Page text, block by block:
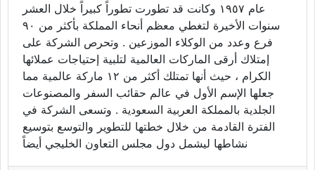
عام ١٩٥٧ وكانت قد تطورت تطوراً كبيراً خلال العشر
سنوات الأخيرة لتغطي معظم أنحاء المملكة بأكثر من ٩٠
فرع وعدد من الوكلاء الموزعين . وتحرص الشركة على
إمتلاك أرقى الماركات العالمية لتلبية إحتياجات عملائها
الكرام ، حيث أنها تمتلك أكثر من ١٢ ماركة عالمية مما
جعلها الإسم الأول في عالم حقائب السفر والمصنوعات
الجلدية بالمملكة العربية السعودية . وتسعى الشركة في
الفترة القادمة من خلال خطتها للتطوير والتوسع بتوسيع
نشاطها ليشمل دول مجلس التعاون الخليجي أيضاً